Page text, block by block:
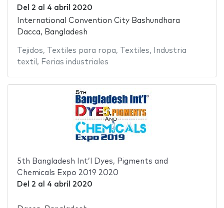
Del 2 al 4 abril 2020
International Convention City Bashundhara
Dacca, Bangladesh
Tejidos, Textiles para ropa, Textiles,
Industria
textil , Ferias industriales
5th Bangladesh Int’l Dyes, Pigments and
Chemicals Expo 2019 2020
Del 2 al 4 abril 2020